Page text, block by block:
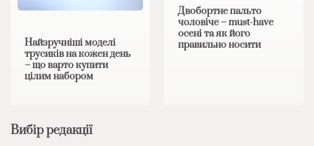
Найзручніші моделі
трусиків на кожен день
– що варто купити
цілим набором
Двобортне пальто
чоловіче – must-have
осені та як його
правильно носити
Вибір редакції